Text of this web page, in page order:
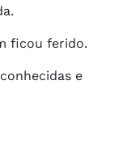
ficou ferido.
e